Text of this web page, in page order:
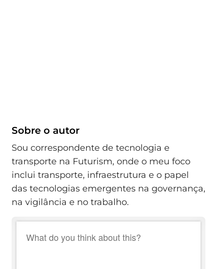
Sobre o autor
Sou correspondente de tecnologia e
transporte na Futurism, onde o meu foco
inclui transporte, infraestrutura e o papel
das tecnologias emergentes na governança,
na vigilância e no trabalho.